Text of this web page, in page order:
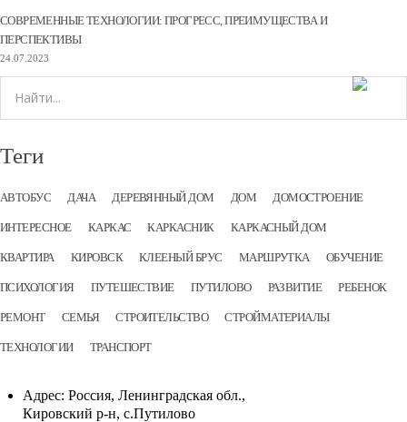
СОВРЕМЕННЫЕ ТЕХНОЛОГИИ: ПРОГРЕСС, ПРЕИМУЩЕСТВА И
ПЕРСПЕКТИВЫ
24.07.2023
Теги
АВТОБУС ДАЧА ДЕРЕВЯННЫЙ ДОМ ДОМ ДОМОСТРОЕНИЕ
ИНТЕРЕСНОЕ КАРКАС КАРКАСНИК КАРКАСНЫЙ ДОМ
КВАРТИРА КИРОВСК КЛЕЕНЫЙ БРУС МАРШРУТКА ОБУЧЕНИЕ
ПСИХОЛОГИЯ ПУТЕШЕСТВИЕ ПУТИЛОВО РАЗВИТИЕ РЕБЕНОК
РЕМОНТ СЕМЬЯ СТРОИТЕЛЬСТВО СТРОЙМАТЕРИАЛЫ
ТЕХНОЛОГИИ ТРАНСПОРТ
Адрес: Россия, Ленинградская обл.,
Кировский р-н, с.Путилово